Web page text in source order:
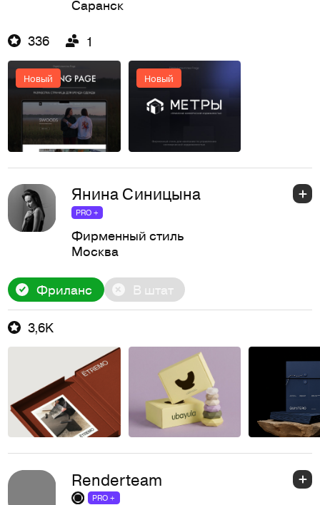
Саранск
336 1
Новый Новый
Янина Синицына
PRO +
Фирменный стиль
Москва
Фриланс В штат
3,6K
Renderteam
PRO +